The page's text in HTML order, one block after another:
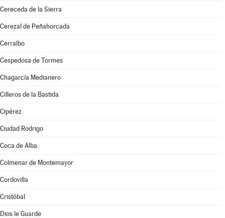
Cereceda de la Sierra
Cerezal de Peñahorcada
Cerralbo
Cespedosa de Tormes
Chagarcía Medianero
Cilleros de la Bastida
Cipérez
Ciudad Rodrigo
Coca de Alba
Colmenar de Montemayor
Cordovilla
Cristóbal
Dios le Guarde